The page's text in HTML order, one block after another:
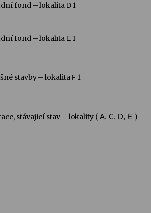
fond – lokalita D 1
fond – lokalita E 1
stavby – lokalita F 1
stávající stav – lokality ( A, C, D, E )